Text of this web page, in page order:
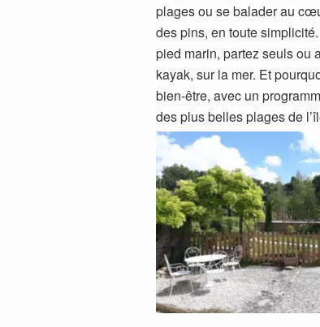
plages ou se balader au
des pins, en toute
pied marin, partez seuls ou
kayak, sur la mer. Et
bien-être, avec un
des plus belles plages de